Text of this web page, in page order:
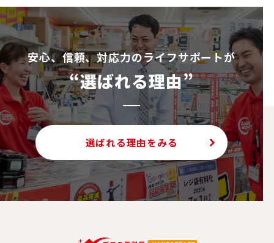
安⼼、信頼、対応⼒のライフサポートが
“選ばれる理由”
選ばれる理由をみる